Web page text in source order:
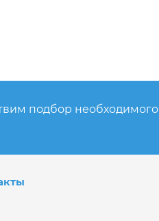
подбор необходимого